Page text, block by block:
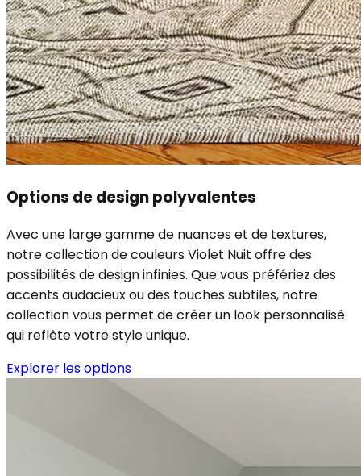
Options de design polyvalentes
Avec une large gamme de nuances et de textures,
notre collection de couleurs Violet Nuit offre des
possibilités de design infinies. Que vous préfériez des
accents audacieux ou des touches subtiles, notre
collection vous permet de créer un look personnalisé
qui reflète votre style unique.
Explorer les options